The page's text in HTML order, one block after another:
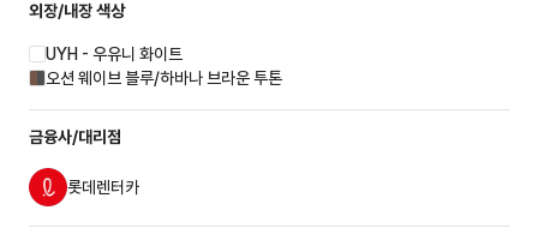
외장/내장색상
UYH - 우유니 화이트
오션 웨이브 블루/하바나 브라운 투톤
금융사/대리점
롯데렌터카